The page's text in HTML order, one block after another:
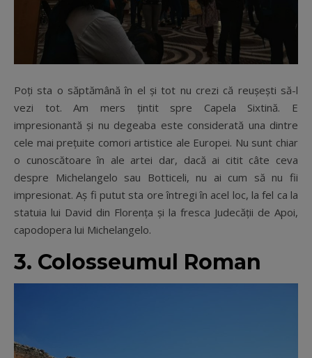
Poți sta o săptămână în el și tot nu crezi că reușești să-l
vezi tot. Am mers țintit spre Capela Sixtină. E
impresionantă și nu degeaba este considerată una dintre
cele mai prețuite comori artistice ale Europei. Nu sunt chiar
o cunoscătoare în ale artei dar, dacă ai citit câte ceva
despre Michelangelo sau Botticeli, nu ai cum să nu fii
impresionat. Aș fi putut sta ore întregi în acel loc, la fel ca la
statuia lui David din Florența și la fresca Judecății de Apoi,
capodopera lui Michelangelo.
3. Colosseumul Roman